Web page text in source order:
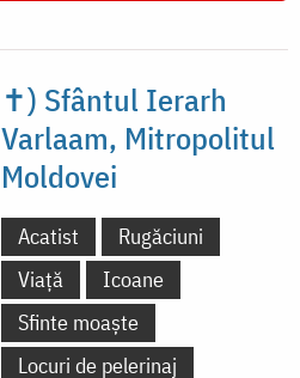
✝) Sfântul Ierarh
Varlaam, Mitropolitul
Moldovei
Acatist
Rugăciuni
Viață
Icoane
Sfinte moaște
Locuri de pelerinaj